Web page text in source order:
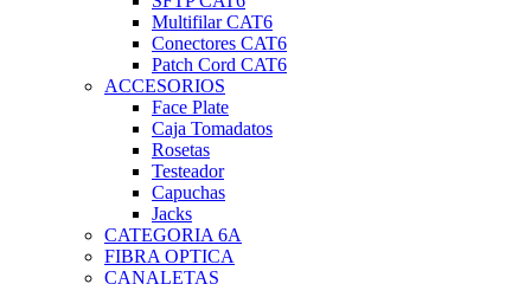
Multifilar CAT6
Conectores CAT6
Patch Cord CAT6
ACCESORIOS
Face Plate
Caja Tomadatos
Rosetas
Testeador
Capuchas
Jacks
CATEGORIA 6A
FIBRA OPTICA
CANALETAS